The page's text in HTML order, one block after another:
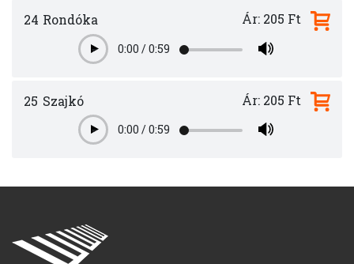
24 Rondóka
Play0:00 /0:59
Ár: 205 Ft
25 Szajkó
Play0:00 /0:59
Ár: 205 Ft